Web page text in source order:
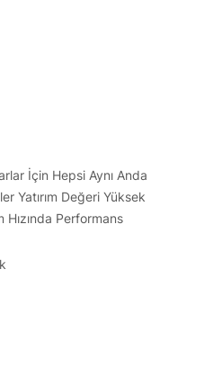
İçin Hepsi Aynı Anda
Yatırım Değeri Yüksek
Hızında Performans